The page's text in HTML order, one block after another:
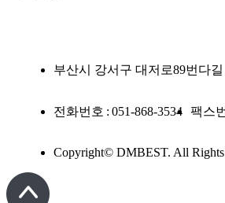
부산시 강서구 대저로89번다
전화번호 : 051-868-3534 팩스
Copyright© DMBEST. All Rights